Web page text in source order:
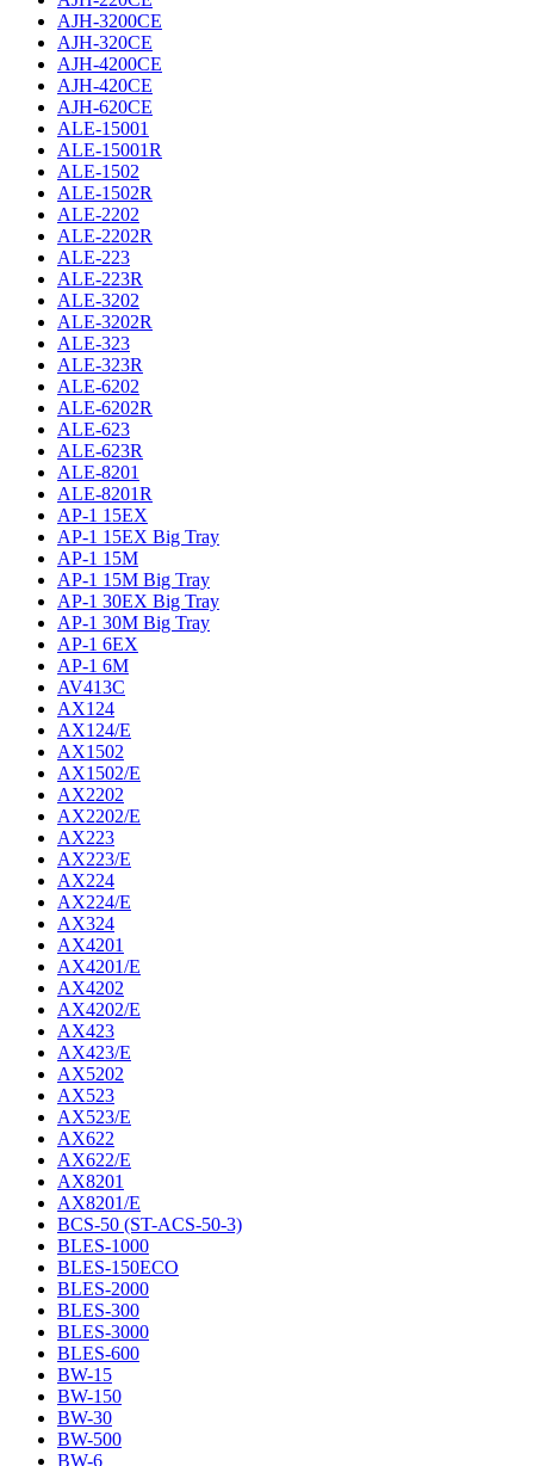
AJH-3200CE
AJH-320CE
AJH-4200CE
AJH-420CE
AJH-620CE
ALE-15001
ALE-15001R
ALE-1502
ALE-1502R
ALE-2202
ALE-2202R
ALE-223
ALE-223R
ALE-3202
ALE-3202R
ALE-323
ALE-323R
ALE-6202
ALE-6202R
ALE-623
ALE-623R
ALE-8201
ALE-8201R
AP-1 15EX
AP-1 15EX Big Tray
AP-1 15M
AP-1 15M Big Tray
AP-1 30EX Big Tray
AP-1 30M Big Tray
AP-1 6EX
AP-1 6M
AV413C
AX124
AX124/E
AX1502
AX1502/E
AX2202
AX2202/E
AX223
AX223/E
AX224
AX224/E
AX324
AX4201
AX4201/E
AX4202
AX4202/E
AX423
AX423/E
AX5202
AX523
AX523/E
AX622
AX622/E
AX8201
AX8201/E
BCS-50 (ST-ACS-50-3)
BLES-1000
BLES-150ECO
BLES-2000
BLES-300
BLES-3000
BLES-600
BW-15
BW-150
BW-30
BW-500
BW-6